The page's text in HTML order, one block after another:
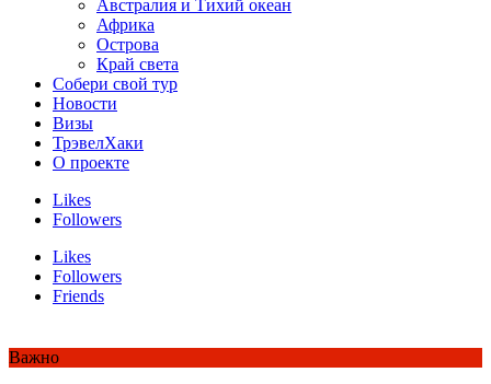
Австралия и Тихий океан
Африка
Острова
Край света
Собери свой тур
Новости
Визы
ТрэвелХаки
О проекте
Likes
Followers
Likes
Followers
Friends
Важно